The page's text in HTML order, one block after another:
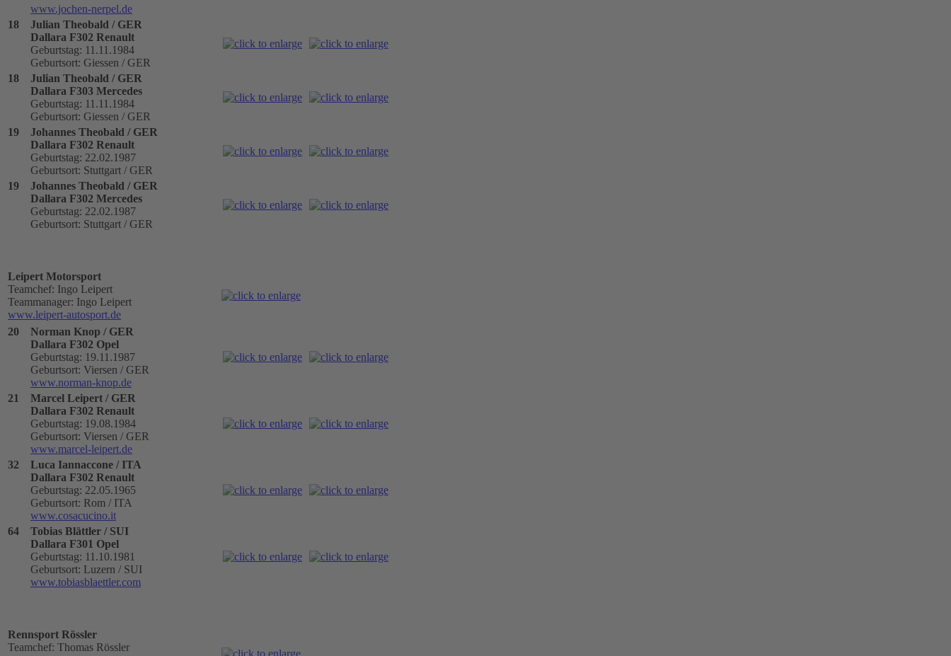
www.jochen-nerpel.de
18
Julian Theobald / GER
Dallara F302 Renault
Geburtstag: 11.11.1984
Geburtsort: Giessen / GER
18
Julian Theobald / GER
Dallara F303 Mercedes
Geburtstag: 11.11.1984
Geburtsort: Giessen / GER
19
Johannes Theobald / GER
Dallara F302 Renault
Geburtstag: 22.02.1987
Geburtsort: Stuttgart / GER
19
Johannes Theobald / GER
Dallara F302 Mercedes
Geburtstag: 22.02.1987
Geburtsort: Stuttgart / GER
Leipert Motorsport
Teamchef: Ingo Leipert
Teammanager: Ingo Leipert
www.leipert-autosport.de
20
Norman Knop / GER
Dallara F302 Opel
Geburtstag: 19.11.1987
Geburtsort: Viersen / GER
www.norman-knop.de
21
Marcel Leipert / GER
Dallara F302 Renault
Geburtstag: 19.08.1984
Geburtsort: Viersen / GER
www.marcel-leipert.de
32
Luca Iannaccone / ITA
Dallara F302 Renault
Geburtstag: 22.05.1965
Geburtsort: Rom / ITA
www.cosacucino.it
64
Tobias Blättler / SUI
Dallara F301 Opel
Geburtstag: 11.10.1981
Geburtsort: Luzern / SUI
www.tobiasblaettler.com
Rennsport Rössler
Teamchef: Thomas Rössler